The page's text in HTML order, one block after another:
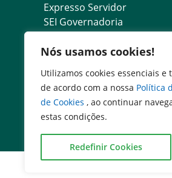
Nós usamos cookies!
Utilizamos cookies essenciais e
de acordo com a nossa Política
de Cookies , ao continuar
estas condições.
Redefinir Cookies
Expresso Servidor
SEI Governadoria
Escola de Governo